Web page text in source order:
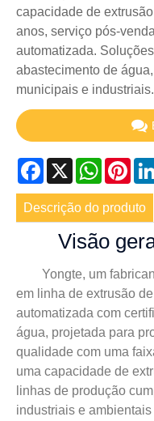
capacidade de
anos, serviço pós-
automatizada.
abastecimento de
municipais e
Facebook
X
Descrição do produto
Visão
Yongte, um
em linha de extrusão
automatizada com
água, projetada para
qualidade com uma
uma capacidade de
linhas de produção
industriais e